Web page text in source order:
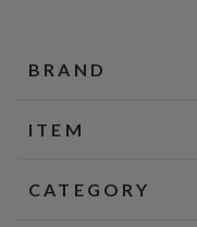
BRAND
ITEM
CATEGORY